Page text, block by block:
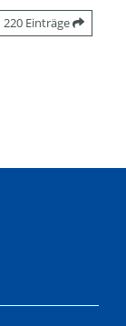
220 Einträge